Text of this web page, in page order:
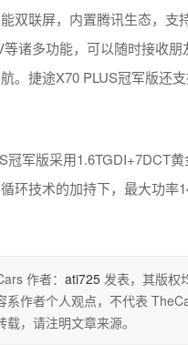
双联屏，内置腾讯生态，支
等诸多功能，可以随时接收
。捷途X70 PLUS冠军版还
冠军版采用1.6TGDI+7DCT
环技术的加持下，最大功率
作者：ati725 发表，其版权
系作者个人观点，不代表
载，请注明文章来源。